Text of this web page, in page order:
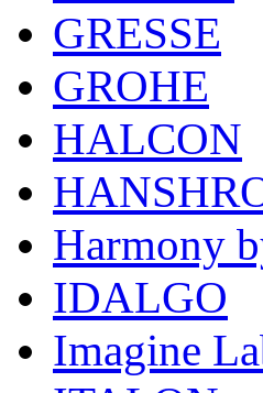
GRESSE
GROHE
HALCON
Harmony
IDALGO
Imagine